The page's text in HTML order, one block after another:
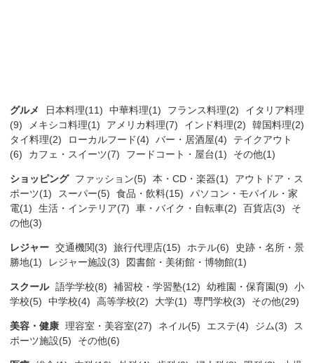
グルメ 日本料理(11) 中華料理(1) フランス料理(2)
イタリア料理
(9)
メキシコ料理(1) アメリカ料理(7) インド料理(2)
韓国料理(2)
タイ料理(2)
ローカルフード(4) バー・居酒屋(4)
テイクアウト
(6)
カフェ・スイーツ(7) フードコート・屋台(1) その他(1)
ショッピング ファッション(5) 本・CD・楽器(1)
アウトドア・ス
ポーツ(1)
スーパー(5) 食品・飲料(15)
パソコン・モバイル・家
電(1)
生活・インテリア(7) 車・バイク・自転車(2) 百貨店(3)
そ
の他(3)
レジャー 交通機関(3) 旅行代理店(15) ホテル(6)
史跡・名所・景
勝地(1)
レジャー施設(3) 図書館・美術館・博物館(1)
スクール 語学学校(8) 補習校・学習塾(12) 幼稚園・保育園(9)
小
学校(5)
中学校(4) 高等学校(2) 大学(1) 専門学校(3) その他(29)
美容・健康 理容室・美容室(27) ネイル(5) エステ(4) ジム(3)
ス
ポーツ施設(5)
その他(6)